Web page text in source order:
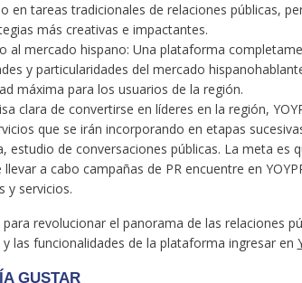
en tareas tradicionales de relaciones públicas,
más creativas e impactantes.
al mercado hispano: Una plataforma
y particularidades del mercado
máxima para los usuarios de la región.
clara de convertirse en líderes en la región,
que se irán incorporando en etapas
estudio de conversaciones públicas. La meta es
llevar a cabo campañas de PR encuentre en
y servicios.
para revolucionar el panorama de las relaciones
las funcionalidades de la plataforma ingresar en